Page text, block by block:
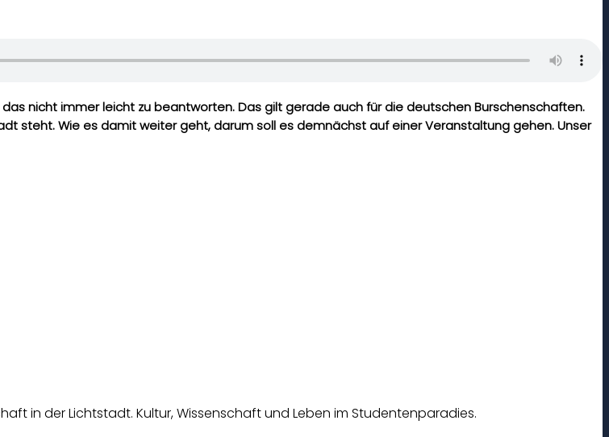
nicht immer leicht zu beantworten. Das gilt gerade auch für die deutschen Burschenschaften.
steht. Wie es damit weiter geht, darum soll es demnächst auf einer Veranstaltung gehen. Unser
in der Lichtstadt. Kultur, Wissenschaft und Leben im Studentenparadies.